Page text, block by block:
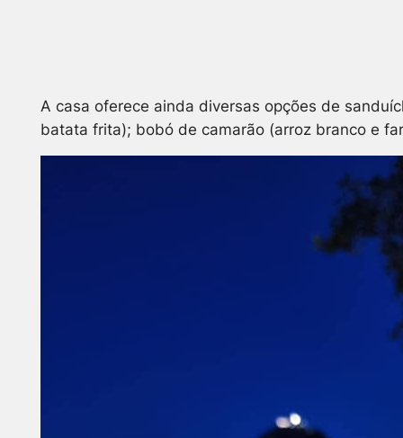
A casa oferece ainda diversas opções de
batata frita); bobó de camarão (arroz branco e